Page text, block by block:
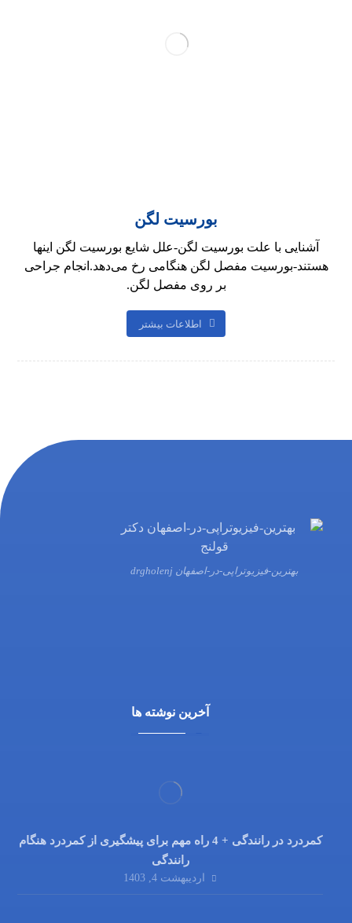
بورسیت لگن
آشنایی با علت بورسیت لگن-علل شایع بورسیت لگن اینها
هستند-بورسیت مفصل لگن هنگامی رخ می‌دهد.انجام جراحی
بر روی مفصل لگن.
اطلاعات بیشتر
بهترین-فیزیوتراپی-در-اصفهان drgholenj
آخرین نوشته ها
کمردرد در رانندگی + 4 راه مهم برای پیشگیری از کمردرد هنگام
رانندگی
اردیبهشت 4, 1403